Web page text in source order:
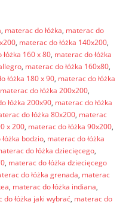
, materac do łóżka, materac do
, materac do łóżka 140x200,
160 x 80, materac do łóżka
, materac do łóżka 160x80,
łóżka 180 x 90, materac do łóżka
materac do łóżka 200x200,
łóżka 200x90, materac do łóżka
do łóżka 80x200, materac
x 200, materac do łóżka 90x200,
bodzio, materac do łóżka
do łóżka dziecięcego,
, materac do łóżka dziecięcego
do łóżka grenada, materac
, materac do łóżka indiana,
do łóżka jaki wybrać, materac do